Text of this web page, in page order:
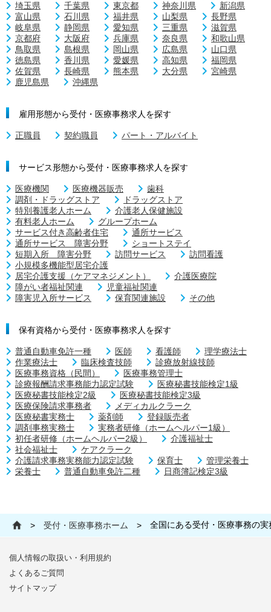
埼玉県
千葉県 東京都 神奈川県
新潟県
富山県
石川県 福井県 山梨県
長野県
岐阜県
静岡県 愛知県 三重県
滋賀県
京都府
大阪府 兵庫県 奈良県
和歌山県
鳥取県
島根県 岡山県 広島県
山口県
徳島県
香川県 愛媛県 高知県
福岡県
佐賀県
長崎県 熊本県 大分県
宮崎県
鹿児島県
沖縄県
雇用形態から受付・医療事務求人を探す
正職員 契約職員 パート・アルバイト
サービス形態から受付・医療事務求人を探す
医療機関 医療機器販売
歯科
調剤・ドラッグストア
ドラッグストア
特別養護老人ホーム
介護老人保健施設
有料老人ホーム
グループホーム
サービス付き高齢者住宅
通所サービス
通所サービス 障害分野
ショートステイ
短期入所 障害分野
訪問サービス
訪問看護
小規模多機能型居宅介護
居宅介護支援（ケアマネジメント）
介護医療院
障がい者福祉関連
児童福祉関連
障害児入所サービス
保育関連施設 その他
保有資格から受付・医療事務求人を探す
普通自動車免許一種 医師 看護師
理学療法士
作業療法士
臨床検査技師
診療放射線技師
医療事務資格（民間）
医療事務管理士
診療報酬請求事務能力認定試験
医療秘書技能検定1級
医療秘書技能検定2級
医療秘書技能検定3級
医療保険請求事務者
メディカルクラーク
医療秘書実務士
薬剤師
登録販売者
調剤事務実務士
実務者研修（ホームヘルパー1級）
初任者研修（ホームヘルパー2級）
介護福祉士
社会福祉士
ケアクラーク
介護請求事務実務能力認定試験
保育士
管理栄養士
栄養士
普通自動車免許二種 日商簿記検定3級
> 受付・医療事務ホーム > 全国にある受付・医療事務の
個人情報の取扱い・利用規約
よくあるご質問
サイトマップ